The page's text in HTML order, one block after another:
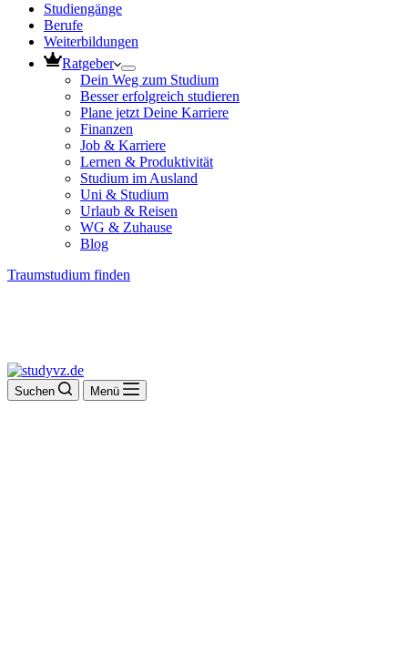
Studiengänge
Berufe
Weiterbildungen
Ratgeber
Dein Weg zum Studium
Besser erfolgreich studieren
Plane jetzt Deine Karriere
Finanzen
Job & Karriere
Lernen & Produktivität
Studium im Ausland
Uni & Studium
Urlaub & Reisen
WG & Zuhause
Blog
Traumstudium finden
Suchen Menü